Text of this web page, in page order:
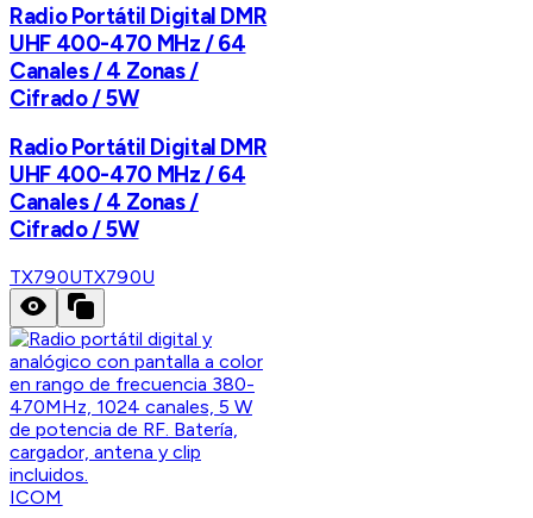
Radio Portátil Digital DMR
UHF 400-470 MHz / 64
Canales / 4 Zonas /
Cifrado / 5W
Radio Portátil Digital DMR
UHF 400-470 MHz / 64
Canales / 4 Zonas /
Cifrado / 5W
TX790UTX790U
ICOM